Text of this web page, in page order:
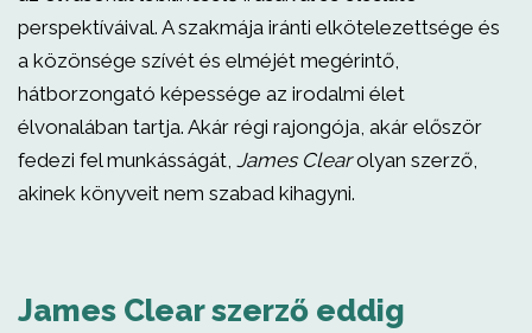
perspektíváival. A szakmája iránti elkötelezettsége és
a közönsége szívét és elméjét megérintő,
hátborzongató képessége az irodalmi élet
élvonalában tartja. Akár régi rajongója, akár először
fedezi fel munkásságát, James Clearolyan szerző,
akinek könyveit nem szabad kihagyni.
James Clear szerző eddig